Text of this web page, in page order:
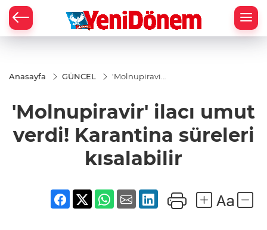
Anasayfa GÜNCEL
'Molnupiravir'
Karantina
süreleri
'Molnupiravir' ilacı umut
verdi! Karantina süreleri
kısalabilir